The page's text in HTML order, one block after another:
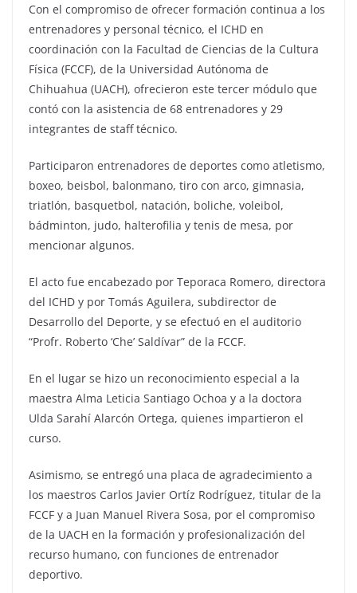
Con el compromiso de ofrecer formación continua a los
entrenadores y personal técnico, el ICHD en
coordinación con la Facultad de Ciencias de la Cultura
Física (FCCF), de la Universidad Autónoma de
Chihuahua (UACH), ofrecieron este tercer módulo que
contó con la asistencia de 68 entrenadores y 29
integrantes de staff técnico.
Participaron entrenadores de deportes como atletismo,
boxeo, beisbol, balonmano, tiro con arco, gimnasia,
triatlón, basquetbol, natación, boliche, voleibol,
bádminton, judo, halterofilia y tenis de mesa, por
mencionar algunos.
El acto fue encabezado por Teporaca Romero, directora
del ICHD y por Tomás Aguilera, subdirector de
Desarrollo del Deporte, y se efectuó en el auditorio
“Profr. Roberto ‘Che’ Saldívar” de la FCCF.
En el lugar se hizo un reconocimiento especial a la
maestra Alma Leticia Santiago Ochoa y a la doctora
Ulda Sarahí Alarcón Ortega, quienes impartieron el
curso.
Asimismo, se entregó una placa de agradecimiento a
los maestros Carlos Javier Ortíz Rodríguez, titular de la
FCCF y a Juan Manuel Rivera Sosa, por el compromiso
de la UACH en la formación y profesionalización del
recurso humano, con funciones de entrenador
deportivo.